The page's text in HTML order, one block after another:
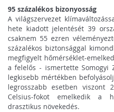
95 százalékos bizonyosság
A világszervezet
hete kiadott jelentését 39
csaknem 55 ezren
százalékos biztonsággal
megfigyelt hőmérséklet-
a felelős - ismertette Somogyi
legkisebb mértékben
legrosszabb esetben viszont
Celsius-fokot emelkedik a
drasztikus növekedés.